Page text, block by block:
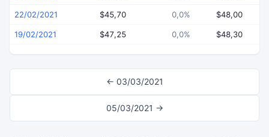
22/02/2021 $45,70 0,0% $48,00
19/02/2021 $47,25 0,0% $48,30
← 03/03/2021
05/03/2021 →